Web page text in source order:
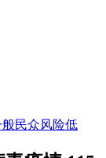
民众风险低